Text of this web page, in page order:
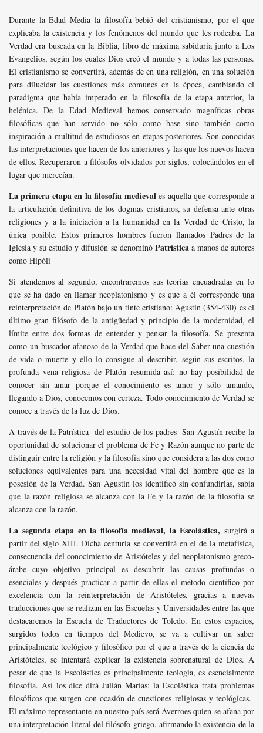
Durante la Edad Media la filosofía bebió del cristianismo, por el que
explicaba la existencia y los fenómenos del mundo que les rodeaba. La
Verdad era buscada en la Biblia, libro de máxima sabiduría junto a Los
Evangelios, según los cuales Dios creó el mundo y a todas las personas.
El cristianismo se convertirá, además de en una religión, en una solución
para dilucidar las cuestiones más comunes en la época, cambiando el
paradigma que había imperado en la filosofía de la etapa anterior, la
helénica. De la Edad Medieval hemos conservado magníficas obras
filosóficas que han servido no sólo como base sino también como
inspiración a multitud de estudiosos en etapas posteriores. Son conocidas
las interpretaciones que hacen de los anteriores y las que los nuevos hacen
de ellos. Recuperaron a filósofos olvidados por siglos, colocándolos en el
lugar que merecían.
La primera etapa en la filosofía medievales aquella que corresponde a
la articulación definitiva de los dogmas cristianos, su defensa ante otras
religiones y a la iniciación a la humanidad en la Verdad de Cristo, la
única posible. Estos primeros hombres fueron llamados Padres de la
Iglesia y su estudio y difusión se denominó Patrística a manos de autores
como Hipóli
Si atendemos al segundo, encontraremos sus teorías encuadradas en lo
que se ha dado en llamar neoplatonismo y es que a él corresponde una
reinterpretación de Platón bajo un tinte cristiano: Agustín (354-430) es el
último gran filósofo de la antigüedad y principio de la modernidad, el
límite entre dos formas de entender y pensar la filosofía. Se presenta
como un buscador afanoso de la Verdad que hace del Saber una cuestión
de vida o muerte y ello lo consigue al describir, según sus escritos, la
profunda vena religiosa de Platón resumida así: no hay posibilidad de
conocer sin amar porque el conocimiento es amor y sólo amando,
llegando a Dios, conocemos con certeza. Todo conocimiento de Verdad se
conoce a través de la luz de Dios.
A través de la Patrística -del estudio de los padres- San Agustín recibe la
oportunidad de solucionar el problema de Fe y Razón aunque no parte de
distinguir entre la religión y la filosofía sino que considera a las dos como
soluciones equivalentes para una necesidad vital del hombre que es la
posesión de la Verdad. San Agustín los identificó sin confundirlas, sabía
que la razón religiosa se alcanza con la Fe y la razón de la filosofía se
alcanza con la razón.
La segunda etapa en la filosofía medieval, la Escolástica, surgirá a
partir del siglo XIII. Dicha centuria se convertirá en el de la metafísica,
consecuencia del conocimiento de Aristóteles y del neoplatonismo greco-
árabe cuyo objetivo principal es descubrir las causas profundas o
esenciales y después practicar a partir de ellas el método científico por
excelencia con la reinterpretación de Aristóteles, gracias a nuevas
traducciones que se realizan en las Escuelas y Universidades entre las que
destacaremos la Escuela de Traductores de Toledo. En estos espacios,
surgidos todos en tiempos del Medievo, se va a cultivar un saber
principalmente teológico y filosófico por el que a través de la ciencia de
Aristóteles, se intentará explicar la existencia sobrenatural de Dios. A
pesar de que la Escolástica es principalmente teología, es esencialmente
filosofía. Así los dice dirá Julián Marías: la Escolástica trata problemas
filosóficos que surgen con ocasión de cuestiones religiosas y teológicas.
El máximo representante en nuestro país será Averroes quien se afana por
una interpretación literal del filósofo griego, afirmando la existencia de la